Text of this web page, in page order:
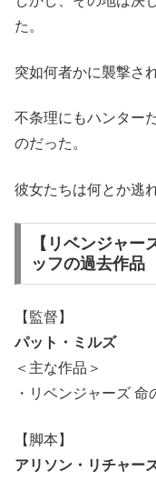
た。
突如何者かに襲撃さ
不条理にもハンター
のだった。
彼女たちは何とか逃
【リベンジャー
ッフの過去作品
【監督】
パット・ミルズ
＜主な作品＞
・リベンジャーズ 命
【脚本】
アリソン・リチャー